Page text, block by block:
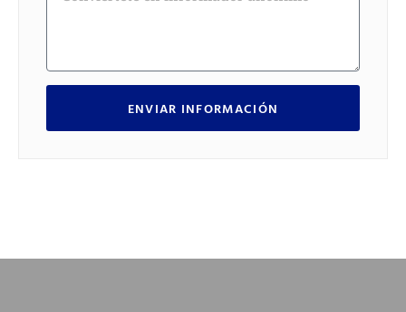
ENVIAR INFORMACIÓN